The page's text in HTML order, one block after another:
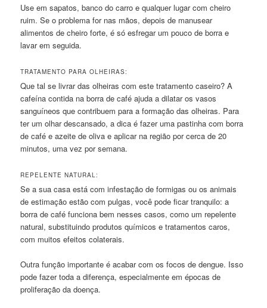
Use em sapatos, banco do carro e qualquer lugar com cheiro
ruim. Se o problema for nas mãos, depois de manusear
alimentos de cheiro forte, é só esfregar um pouco de borra e
lavar em seguida.
TRATAMENTO PARA OLHEIRAS:
Que tal se livrar das olheiras com este tratamento caseiro? A
cafeína contida na borra de café ajuda a dilatar os vasos
sanguíneos que contribuem para a formação das olheiras. Para
ter um olhar descansado, a dica é fazer uma pastinha com borra
de café e azeite de oliva e aplicar na região por cerca de 20
minutos, uma vez por semana.
REPELENTE NATURAL:
Se a sua casa está com infestação de formigas ou os animais
de estimação estão com pulgas, você pode ficar tranquilo: a
borra de café funciona bem nesses casos, como um repelente
natural, substituindo produtos químicos e tratamentos caros,
com muitos efeitos colaterais.
Outra função importante é acabar com os focos de dengue. Isso
pode fazer toda a diferença, especialmente em épocas de
proliferação da doença.